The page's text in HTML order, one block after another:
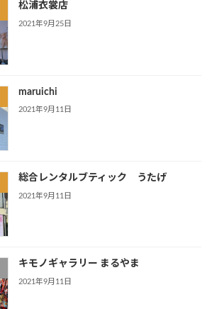
松浦衣裳店
2021年9月25日
maruichi
2021年9月11日
総合レンタルブティック うたげ
2021年9月11日
キモノギャラリー まるやま
2021年9月11日